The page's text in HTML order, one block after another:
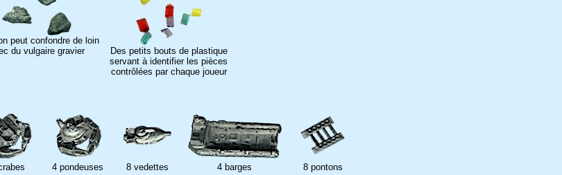
peut confondre de loin
du vulgaire gravier
Des petits bouts de plastique
servant à identifier les pièces
contrôlées par chaque joueur
4 pondeuses 8 vedettes 4 barges 8 pontons